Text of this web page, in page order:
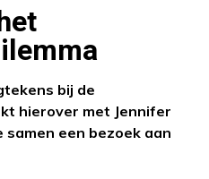
bij de
hierover met Jennifer
een bezoek aan